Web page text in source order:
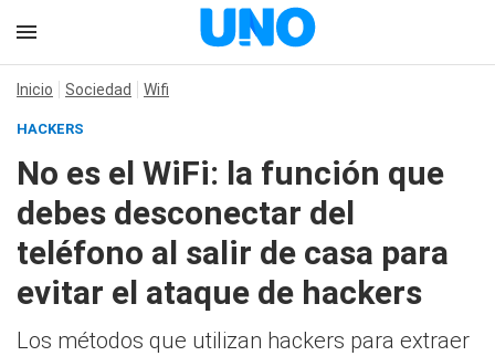
Inicio Sociedad Wifi
HACKERS
No es el WiFi: la función que
debes desconectar del
teléfono al salir de casa para
evitar el ataque de hackers
Los métodos que utilizan hackers para extraer